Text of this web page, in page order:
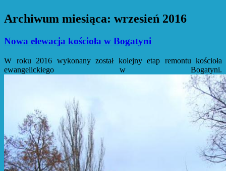
Archiwum miesiąca: wrzesień 2016
Nowa elewacja kościoła w Bogatyni
W roku 2016 wykonany został kolejny etap remontu kościoła
ewangelickiego w Bogatyni.